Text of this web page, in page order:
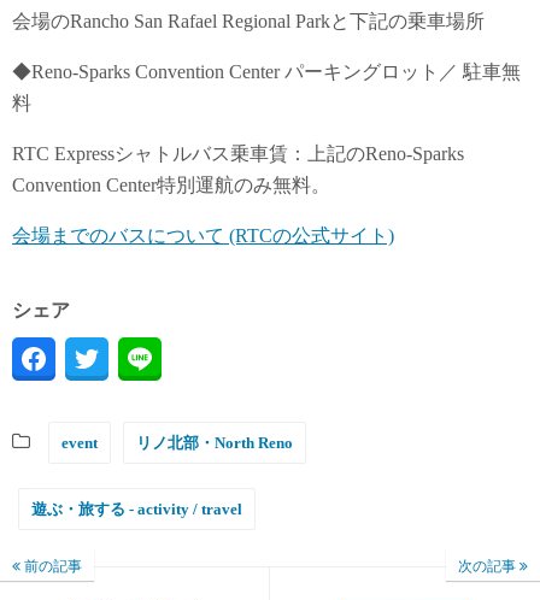
会場のRancho San Rafael Regional Parkと下記の乗車場所
◆Reno-Sparks Convention Center パーキングロット／ 駐車無
料
RTC Expressシャトルバス乗車賃：上記のReno-Sparks
Convention Center特別運航のみ無料。
会場までのバスについて (RTCの公式サイト)
シェア
event リノ北部・North Reno
遊ぶ・旅する - activity / travel
前の記事 次の記事